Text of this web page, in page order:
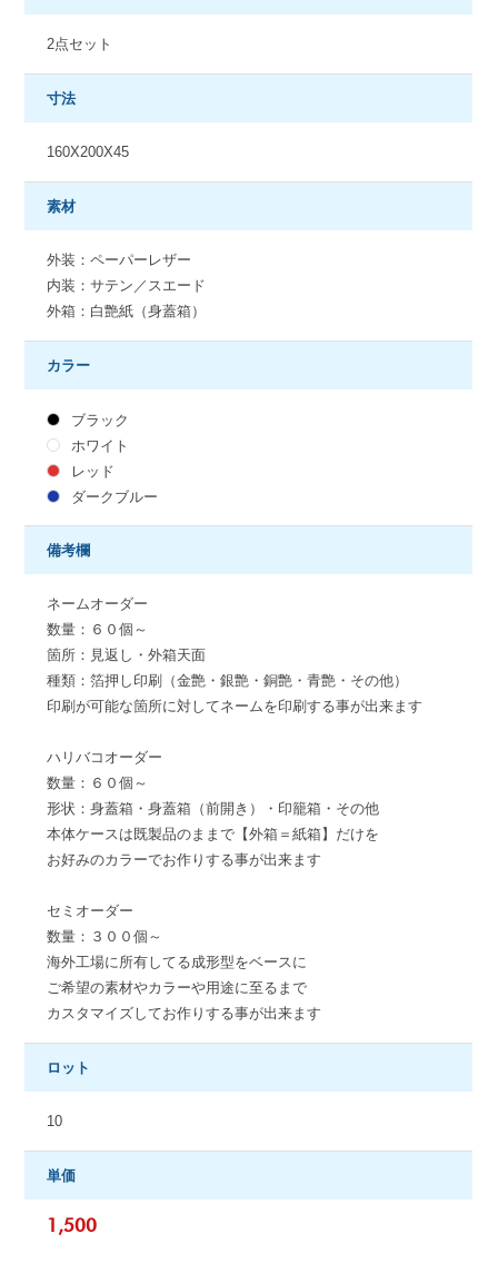
2点セット
寸法
160X200X45
素材
外装：ペーパーレザー
内装：サテン／スエード
外箱：白艶紙（身蓋箱）
カラー
ブラック
ホワイト
レッド
ダークブルー
備考欄
ネームオーダー
数量：６０個～
箇所：見返し・外箱天面
種類：箔押し印刷（金艶・銀艶・銅艶・青艶・その他）
印刷が可能な箇所に対してネームを印刷する事が出来ます
ハリバコオーダー
数量：６０個～
形状：身蓋箱・身蓋箱（前開き）・印籠箱・その他
本体ケースは既製品のままで【外箱＝紙箱】だけを
お好みのカラーでお作りする事が出来ます
セミオーダー
数量：３００個～
海外工場に所有してる成形型をベースに
ご希望の素材やカラーや用途に至るまで
カスタマイズしてお作りする事が出来ます
ロット
10
単価
1,500